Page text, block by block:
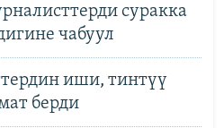
суракка
чабуул
иши, тинтүү
берди